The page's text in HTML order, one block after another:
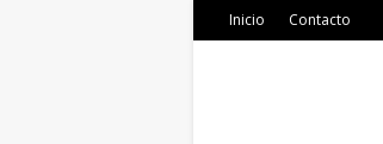
Inicio Contacto